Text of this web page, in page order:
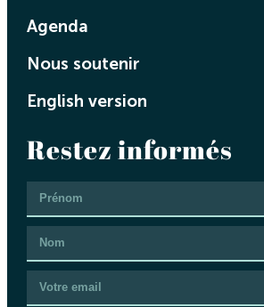
Agenda
Nous soutenir
English version
Restez informés